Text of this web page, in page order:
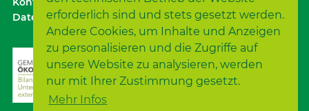
erforderlich sind und stets gesetzt werden.
Andere Cookies, um Inhalte und Anzeigen
zu personalisieren und die Zugriffe auf
unsere Website zu analysieren, werden
nur mit Ihrer Zustimmung gesetzt.
Mehr Infos
Datenschutz｜Datenschutz für Bewerber*innen